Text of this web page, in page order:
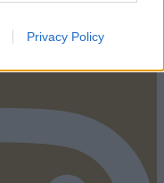
Privacy Policy